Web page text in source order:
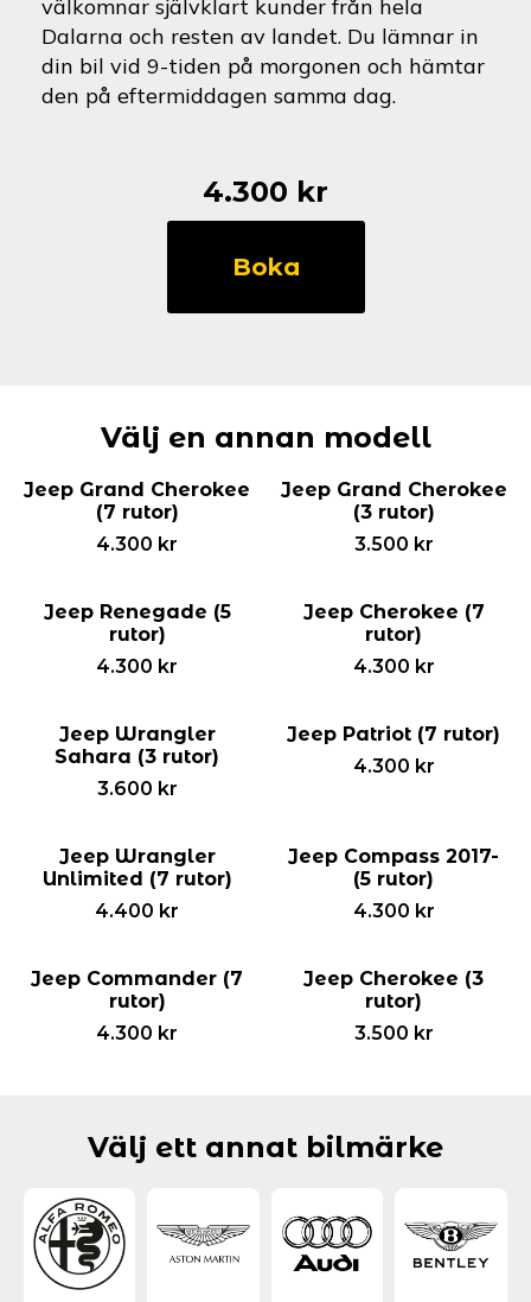
välkomnar självklart kunder från hela
Dalarna och resten av landet. Du lämnar in
din bil vid 9-tiden på morgonen och hämtar
den på eftermiddagen samma dag.
4.300 kr
Jeep
rutor)
Boka
Välj en annan modell
Jeep Grand Cherokee
(7 rutor)
4.300 kr
Jeep Grand Cherokee
(3 rutor)
3.500 kr
Jeep Renegade (5
rutor)
4.300 kr
Jeep Cherokee (7
rutor)
4.300 kr
Jeep Wrangler
Sahara (3 rutor)
3.600 kr
Jeep Patriot (7 rutor)
4.300 kr
Jeep Wrangler
Unlimited (7 rutor)
4.400 kr
Jeep Compass 2017-
(5 rutor)
4.300 kr
Jeep Commander (7
rutor)
4.300 kr
Jeep Cherokee (3
rutor)
3.500 kr
Välj ett annat bilmärke